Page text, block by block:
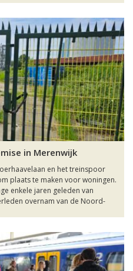
in Merenwijk
en het treinspoor
plaats te maken voor woningen.
enkele jaren geleden van
overnam van de Noord-